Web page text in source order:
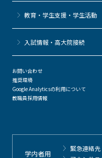
教育・学生支援・学生活動
⼊試情報・高大院接続
お問い合わせ
推奨環境
Google Analyticsの利用について
教職員採用情報
学内者用
緊急連絡先